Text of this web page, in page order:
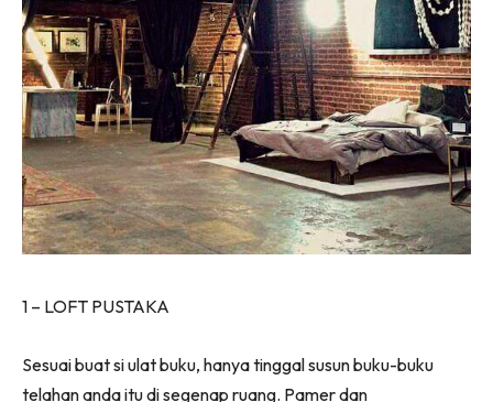
Casa Impiana
Impiana MakeOver
Lahar Dekor
Sembang Dekor
Sembang Laman
Tip Impiana
Tip Laman
1 – LOFT PUSTAKA
Sesuai buat si ulat buku, hanya tinggal susun buku-buku
telahan anda itu di segenap ruang. Pamer dan